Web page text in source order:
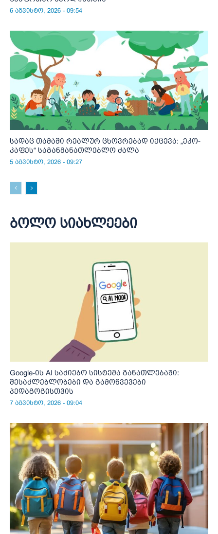
6 აგვისტო, 2026 - 09:54
სადაც თამაში რეალურ ცხოვრებად იქცევა: „ეკო-
კაფეს“ საგანმანათლებლო ძალა
5 აგვისტო, 2026 - 09:27
ბოლო სიახლეები
Google-ის AI საძიებო სისტემა განათლებაში:
შესაძლებლობები და გამოწვევები
პედაგოგისთვის
7 აგვისტო, 2026 - 09:04